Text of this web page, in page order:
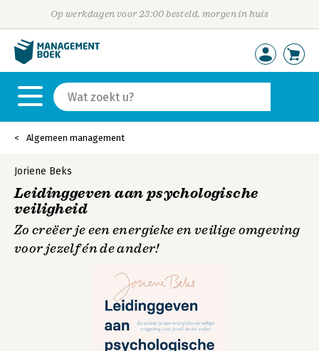
Op werkdagen voor 23:00 besteld, morgen in huis
Algemeen management
Joriene Beks
Leidinggeven aan psychologische
veiligheid
Zo creëer je een energieke en veilige omgeving
voor jezelf én de ander!